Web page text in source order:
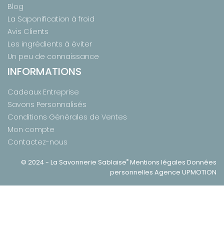
Blog
La Saponification à froid
Avis Clients
Les ingrédients à éviter
Un peu de connaissance
INFORMATIONS
Cadeaux Entreprise
Savons Personnalisés
Conditions Générales de Ventes
Mon compte
Contactez-nous
© 2024 - La Savonnerie Sablaise® Mentions légales Données
personnelles Agence UPMOTION